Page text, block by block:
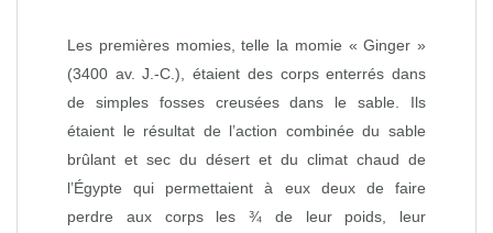
Les premières momies, telle la momie « Ginger »
(3400 av. J.-C.), étaient des corps enterrés dans
de simples fosses creusées dans le sable. Ils
étaient le résultat de l’action combinée du sable
brûlant et sec du désert et du climat chaud de
l’Égypte qui permettaient à eux deux de faire
perdre aux corps les ¾ de leur poids, leur